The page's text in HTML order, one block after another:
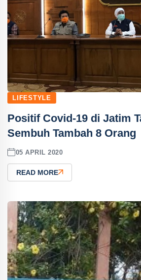
LIFESTYLE
Positif Covid-19 di Jatim
Sembuh Tambah 8 Orang
05 APRIL 2020
READ MORE